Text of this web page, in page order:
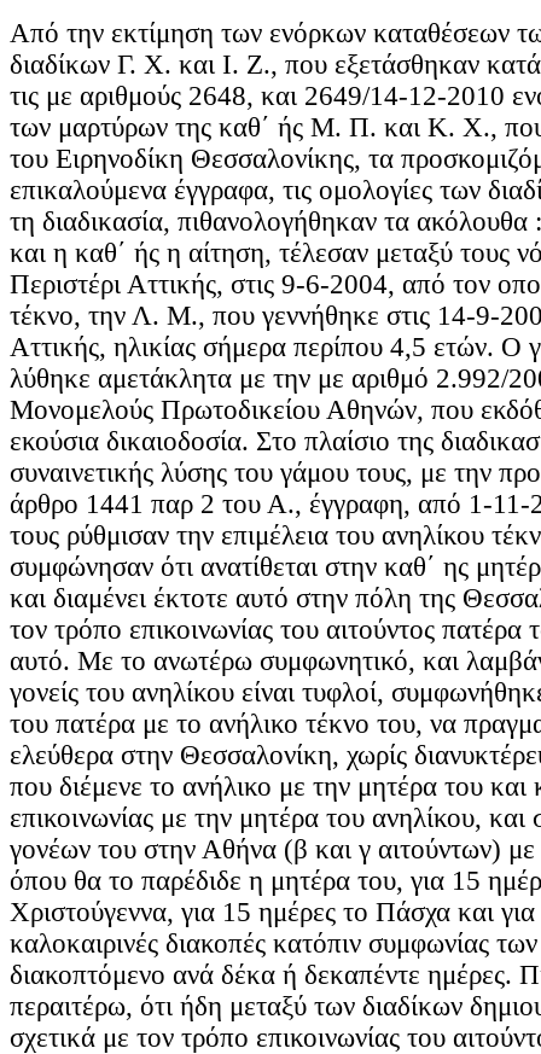
Από την εκτίμηση των ενόρκων καταθέσεων
διαδίκων Γ. Χ. και Ι. Ζ., που εξετάσθηκαν
τις με αριθμούς 2648, και 2649/14-12-2010
των μαρτύρων της καθ΄ ής Μ. Π. και Κ. Χ.,
του Ειρηνοδίκη Θεσσαλονίκης, τα
επικαλούμενα έγγραφα, τις ομολογίες των
τη διαδικασία, πιθανολογήθηκαν τα
και η καθ΄ ής η αίτηση, τέλεσαν μεταξύ τους
Περιστέρι Αττικής, στις 9-6-2004, από τον
τέκνο, την Λ. Μ., που γεννήθηκε στις 14-9-
Αττικής, ηλικίας σήμερα περίπου 4,5 ετών. Ο
λύθηκε αμετάκλητα με την με αριθμό 2.992/
Μονομελούς Πρωτοδικείου Αθηνών, που
εκούσια δικαιοδοσία. Στο πλαίσιο της
συναινετικής λύσης του γάμου τους, με την
άρθρο 1441 παρ 2 του Α., έγγραφη, από 1-11-
τους ρύθμισαν την επιμέλεια του ανηλίκου
συμφώνησαν ότι ανατίθεται στην καθ΄ ης
και διαμένει έκτοτε αυτό στην πόλη της
τον τρόπο επικοινωνίας του αιτούντος πατέρα
αυτό. Με το ανωτέρω συμφωνητικό, και
γονείς του ανηλίκου είναι τυφλοί,
του πατέρα με το ανήλικο τέκνο του, να
ελεύθερα στην Θεσσαλονίκη, χωρίς
που διέμενε το ανήλικο με την μητέρα του και
επικοινωνίας με την μητέρα του ανηλίκου, και
γονέων του στην Αθήνα (β και γ αιτούντων) με
όπου θα το παρέδιδε η μητέρα του, για 15
Χριστούγεννα, για 15 ημέρες το Πάσχα και
καλοκαιρινές διακοπές κατόπιν συμφωνίας
διακοπτόμενο ανά δέκα ή δεκαπέντε ημέρες.
περαιτέρω, ότι ήδη μεταξύ των διαδίκων
σχετικά με τον τρόπο επικοινωνίας του